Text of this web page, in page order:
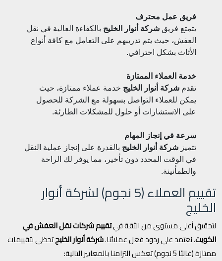
فريق عمل محترف
يتمتع فريق شركة أنوار الخليج بالكفاءة العالية في نقل
العفش، حيث يتم تدريبهم على التعامل مع كافة أنواع
الأثاث بشكل احترافي.
خدمة العملاء الممتازة
تقدم شركة أنوار الخليج خدمة عملاء ممتازة، حيث
يمكن للعملاء التواصل بسهولة مع الشركة للحصول
على الاستشارات أو حلول للمشكلات الطارئة.
سرعة في إنجاز المهام
تتميز شركة أنوار الخليج بالقدرة على إنجاز عملية النقل
في الوقت المحدد دون تأخير، مما يوفر لك الراحة
والطمأنينة.
تقييم العملاء (5 نجوم) لشركة أنوار
الخليج
لتحقيق أعلى مستوى من الثقة فيتقييم شركات نقل العفش في
الكويت، نعتمد على ردود فعل عملائنا.شركة أنوار الخليجتحظى بتقييمات
ممتازة (غالبًا 5 نجوم) تعكس التزامنا بالمعايير التالية: